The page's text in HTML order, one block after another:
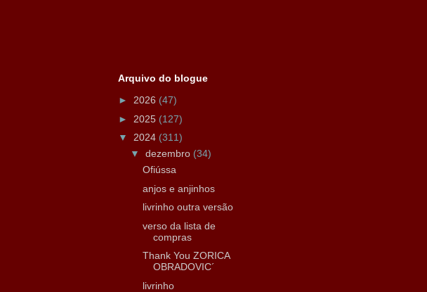
Arquivo do blogue
► 2026 (47)
► 2025 (127)
▼ 2024 (311)
▼ dezembro (34)
Ofiússa
anjos e anjinhos
livrinho outra versão
verso da lista de
compras
Thank You ZORICA
OBRADOVIC´
livrinho